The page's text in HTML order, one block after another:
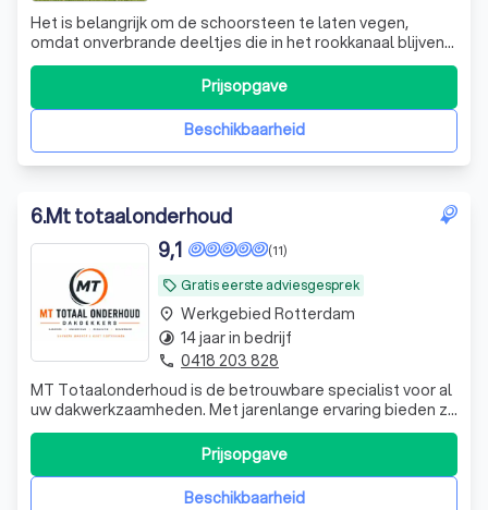
Het is belangrijk om de schoorsteen te laten vegen,
omdat onverbrande deeltjes die in het rookkanaal blijven
hangen zich aan de wand gaan hechten. Deze
onverbrande deeltjes zijn het gevolg van een onvolledige
verbranding van hout, kolen of olie. Door onjuist
stookgedrag, bijvoorbeeld door het stoken
Beschikbaarheid
Prijsopgave
6.Mt totaalonderhoud
local_offer Gratis eerste adviesgesprek
(11)
9,1
MT Totaalonderhoud is de betrouwbare specialist voor al
uw dakwerkzaamheden. Met jarenlange ervaring bieden zij
een compleet pakket aan diensten voor zowel platte als
Dakreparatie & Onderhoud: Snel verhelpen van lekkages
en preventief onderhoud om sc
Beschikbaarheid
Prijsopgave
place Werkgebied Rotterdam
timelapse 14 jaar in bedrijf
phone 0418 203 828